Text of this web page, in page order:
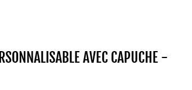
AVEC CAPUCHE -